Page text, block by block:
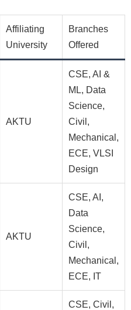
Affiliating
University
Branches
Offered
AKTU
CSE, AI &
ML, Data
Science,
Civil,
Mechanical,
ECE, VLSI
Design
AKTU
CSE, AI,
Data
Science,
Civil,
Mechanical,
ECE, IT
CSE, Civil,